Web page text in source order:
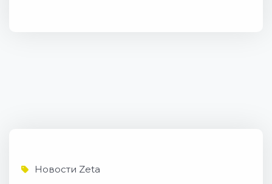
Новости Zeta